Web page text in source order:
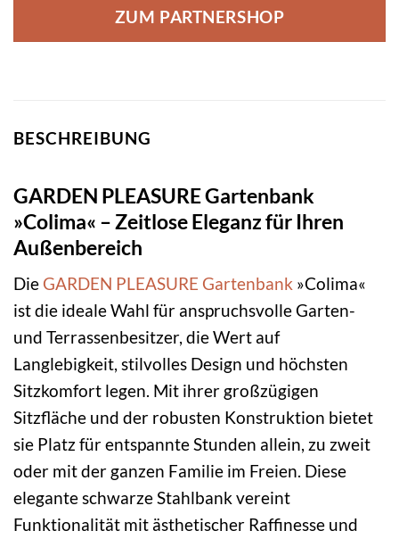
ZUM PARTNERSHOP
BESCHREIBUNG
GARDEN PLEASURE Gartenbank
»Colima« – Zeitlose Eleganz für Ihren
Außenbereich
Die GARDEN PLEASURE Gartenbank »Colima«
ist die ideale Wahl für anspruchsvolle Garten-
und Terrassenbesitzer, die Wert auf
Langlebigkeit, stilvolles Design und höchsten
Sitzkomfort legen. Mit ihrer großzügigen
Sitzfläche und der robusten Konstruktion bietet
sie Platz für entspannte Stunden allein, zu zweit
oder mit der ganzen Familie im Freien. Diese
elegante schwarze Stahlbank vereint
Funktionalität mit ästhetischer Raffinesse und